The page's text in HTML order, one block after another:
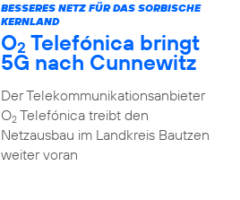
BESSERES NETZ FÜR DAS SORBISCHE
KERNLAND
O2 Telefónica bringt
5G nach Cunnewitz
Der Telekommunikationsanbieter
O2Telefónica treibt den
Netzausbau im Landkreis Bautzen
weiter voran